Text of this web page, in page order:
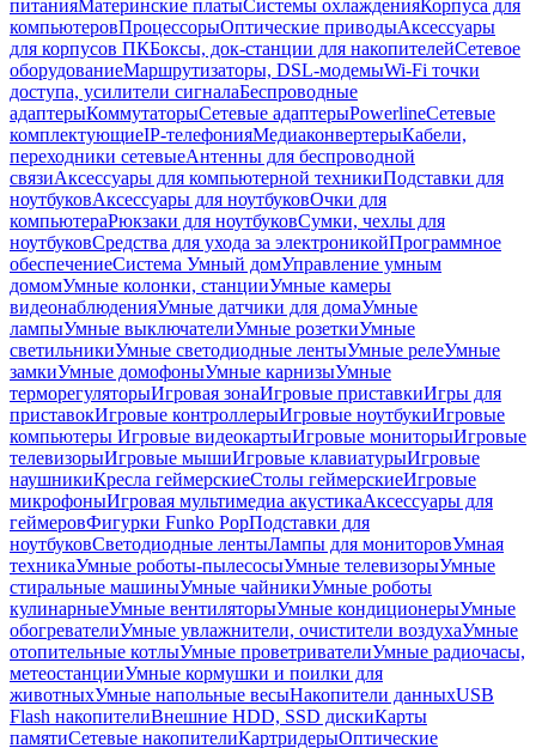
питанияМатеринские платыСистемы охлажденияКорпуса для
компьютеровПроцессорыОптические приводыАксессуары
для корпусов ПКБоксы, док-станции для накопителейСетевое
оборудованиеМаршрутизаторы, DSL-модемыWi-Fi точки
доступа, усилители сигналаБеспроводные
адаптерыКоммутаторыСетевые адаптерыPowerlineСетевые
комплектующиеIP-телефонияМедиаконвертерыКабели,
переходники сетевыеАнтенны для беспроводной
связиАксессуары для компьютерной техникиПодставки для
ноутбуковАксессуары для ноутбуковОчки для
компьютераРюкзаки для ноутбуковСумки, чехлы для
ноутбуковСредства для ухода за электроникойПрограммное
обеспечениеСистема Умный домУправление умным
домомУмные колонки, станцииУмные камеры
видеонаблюденияУмные датчики для домаУмные
лампыУмные выключателиУмные розеткиУмные
светильникиУмные светодиодные лентыУмные релеУмные
замкиУмные домофоныУмные карнизыУмные
терморегуляторыИгровая зонаИгровые приставкиИгры для
приставокИгровые контроллерыИгровые ноутбукиИгровые
компьютеры Игровые видеокартыИгровые мониторыИгровые
телевизорыИгровые мышиИгровые клавиатурыИгровые
наушникиКресла геймерскиеСтолы геймерскиеИгровые
микрофоныИгровая мультимедиа акустикаАксессуары для
геймеровФигурки Funko PopПодставки для
ноутбуковСветодиодные лентыЛампы для мониторовУмная
техникаУмные роботы-пылесосыУмные телевизорыУмные
стиральные машиныУмные чайникиУмные роботы
кулинарныеУмные вентиляторыУмные кондиционерыУмные
обогревателиУмные увлажнители, очистители воздухаУмные
отопительные котлыУмные проветривателиУмные радиочасы,
метеостанцииУмные кормушки и поилки для
животныхУмные напольные весыНакопители данныхUSB
Flash накопителиВнешние HDD, SSD дискиКарты
памятиСетевые накопителиКартридерыОптические